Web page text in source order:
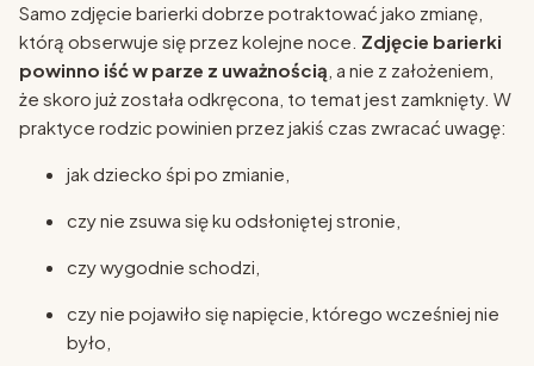
Samo zdjęcie barierki dobrze potraktować jako zmianę,
którą obserwuje się przez kolejne noce. Zdjęcie barierki
powinno iść w parze z uważnością , a nie z założeniem,
że skoro już została odkręcona, to temat jest zamknięty. W
praktyce rodzic powinien przez jakiś czas zwracać uwagę:
jak dziecko śpi po zmianie,
czy nie zsuwa się ku odsłoniętej stronie,
czy wygodnie schodzi,
czy nie pojawiło się napięcie, którego wcześniej nie
było,